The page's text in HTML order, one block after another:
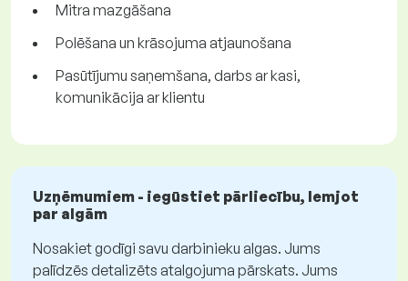
Mitra mazgāšana
Polēšana un krāsojuma atjaunošana
Pasūtījumu saņemšana, darbs ar kasi,
komunikācija ar klientu
Uzņēmumiem - iegūstiet pārliecību, lemjot
par algām
Nosakiet godīgi savu darbinieku algas. Jums
palīdzēs detalizēts atalgojuma pārskats. Jums